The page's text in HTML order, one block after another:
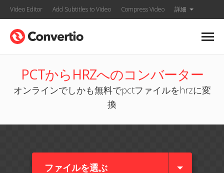
Video Editor Add Subtitles to Video Compress Video 詳細
PCTからHRZへのコンバーター
オンラインでしかも無料でpctファイルをhrzに変
換
ファイルを選ぶ